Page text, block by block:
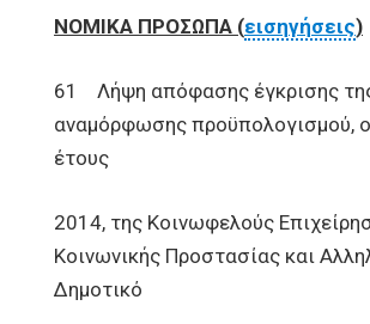
ΝΟΜΙΚΑ ΠΡΟΣΩΠΑ (εισηγήσεις)
61 Λήψη απόφασης έγκρισης
αναμόρφωσης προϋπολογισμού,
έτους
2014, της Κοινωφελούς
Κοινωνικής Προστασίας και
Δημοτικό